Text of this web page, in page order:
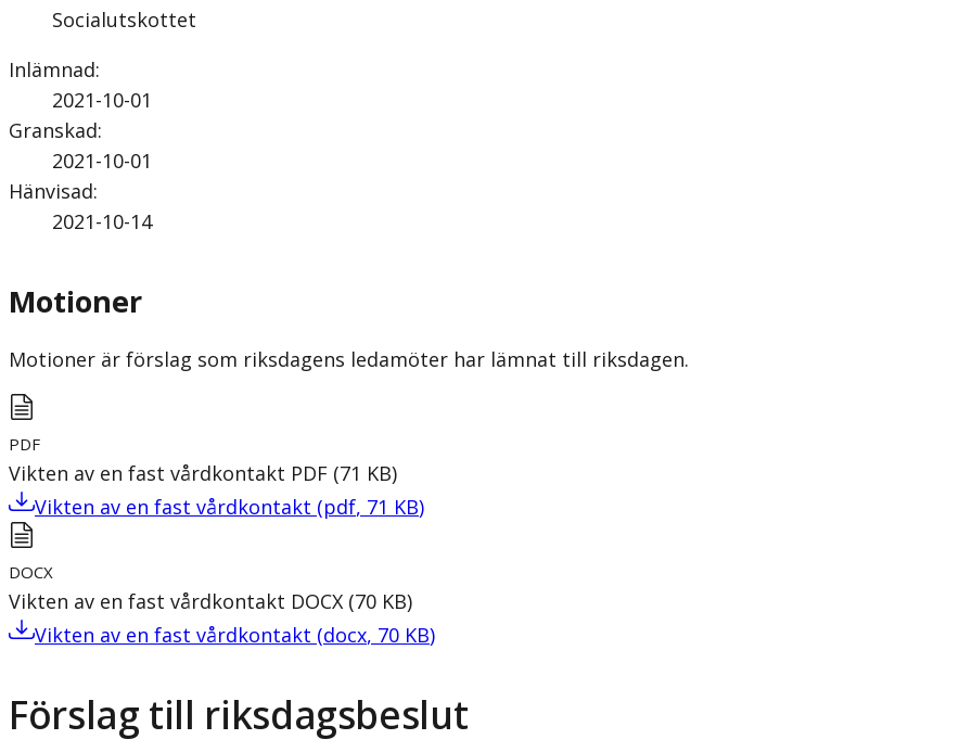
Socialutskottet
Inlämnad:
2021-10-01
Granskad:
2021-10-01
Hänvisad:
2021-10-14
Motioner
Motioner är förslag som riksdagens ledamöter har lämnat till riksdagen.
PDF
Vikten av en fast vårdkontakt PDF (71 KB)
Vikten av en fast vårdkontakt (pdf, 71 KB)
DOCX
Vikten av en fast vårdkontakt DOCX (70 KB)
Vikten av en fast vårdkontakt (docx, 70 KB)
Förslag till riksdagsbeslut